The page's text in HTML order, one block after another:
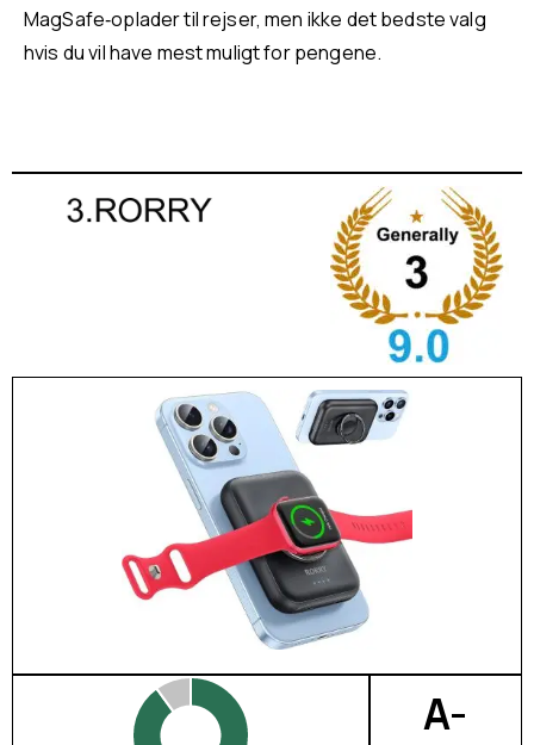
MagSafe‑oplader til rejser, men ikke det bedste valg
hvis du vil have mest muligt for pengene.
A-